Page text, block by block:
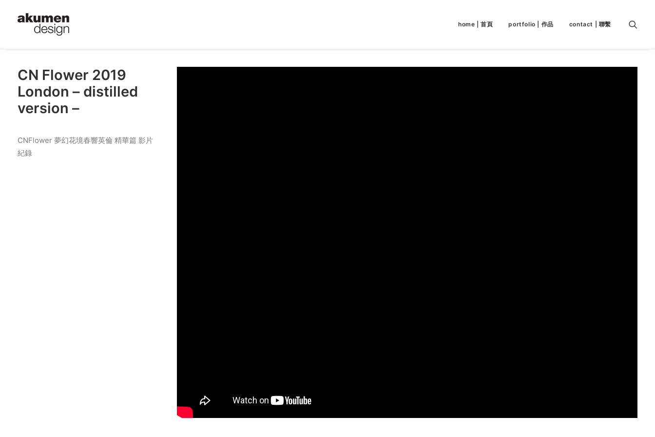
home | 首頁 portfolio | 作品 contact | 聯繫
CN Flower 2019
London – distilled
version –
CNFlower 夢幻花境春響英倫 精華篇 影片
紀錄